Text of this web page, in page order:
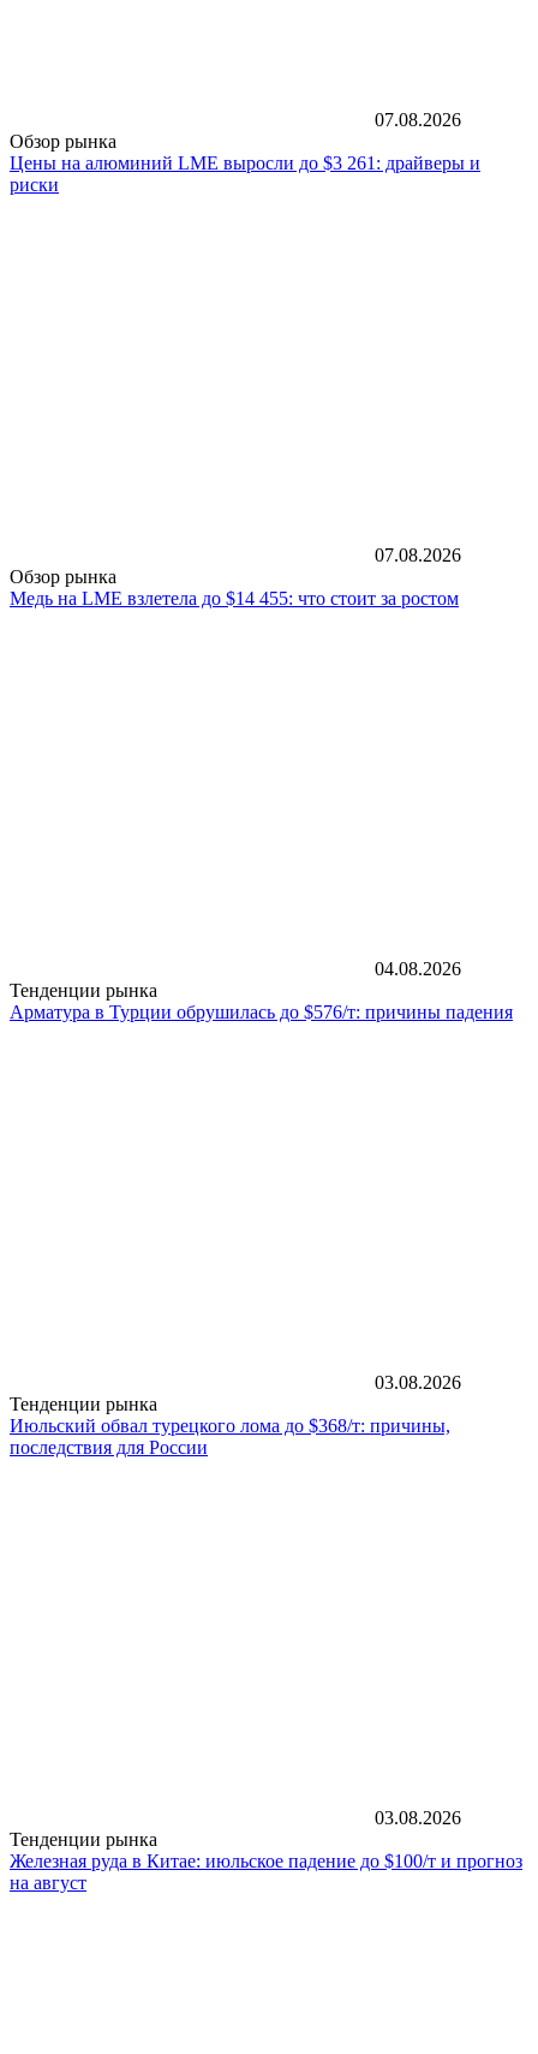
07.08.2026
Обзор рынка
Цены на алюминий LME выросли до $3 261: драйверы и
риски
07.08.2026
Обзор рынка
Медь на LME взлетела до $14 455: что стоит за ростом
04.08.2026
Тенденции рынка
Арматура в Турции обрушилась до $576/т: причины падения
03.08.2026
Тенденции рынка
Июльский обвал турецкого лома до $368/т: причины,
последствия для России
03.08.2026
Тенденции рынка
Железная руда в Китае: июльское падение до $100/т и прогноз
на август